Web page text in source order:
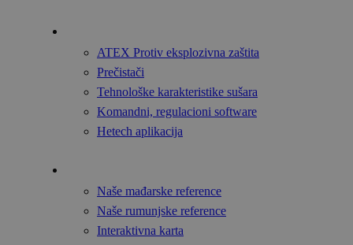
ATEX Protiv eksplozivna zaštita
Prečistači
Tehnološke karakteristike sušara
Komandni, regulacioni software
Hetech aplikacija
Naše mađarske reference
Naše rumunjske reference
Interaktivna karta